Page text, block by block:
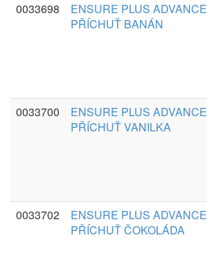
0033698
ENSURE PLUS ADVANCE
PŘÍCHUŤ BANÁN
0033700
ENSURE PLUS ADVANCE
PŘÍCHUŤ VANILKA
0033702
ENSURE PLUS ADVANCE
PŘÍCHUŤ ČOKOLÁDA